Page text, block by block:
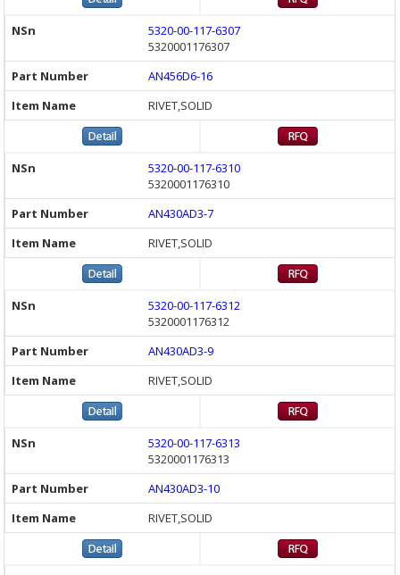
5320-00-117-6307
5320001176307
AN456D6-16
RIVET,SOLID
5320-00-117-6310
5320001176310
AN430AD3-7
RIVET,SOLID
5320-00-117-6312
5320001176312
AN430AD3-9
RIVET,SOLID
5320-00-117-6313
5320001176313
AN430AD3-10
RIVET,SOLID